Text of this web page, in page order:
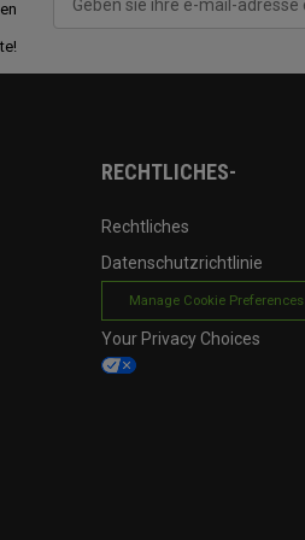
RECHTLICHES-
Rechtliches
Datenschutzrichtlinie
Manage Cookie Preferences
Your Privacy Choices